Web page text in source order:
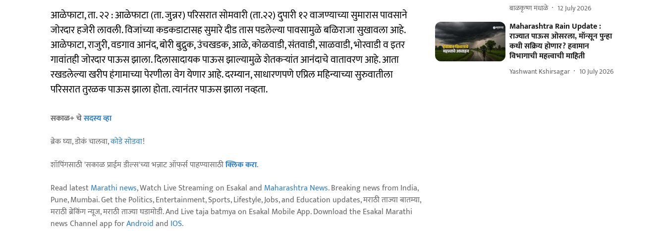
आळेफाटा, ता. २२ : आळेफाटा (ता. जुन्नर) परिसरात सोमवारी (ता.२२) दुपारी १२ वाजण्याच्या सुमारास पावसाने
जोरदार हजेरी लावली. विजांच्या कडकडाटासह सुमारे दीड तास पडलेल्या पावसामुळे बळिराजा सुखावला आहे.
आळेफाटा, राजुरी, वडगाव आनंद, बोरी बुद्रुक, उंचखडक, आळे, कोळवाडी, संतवाडी, साळवाडी, भोरवाडी व इतर
गावांतही जोरदार पाऊस झाला. दिलासादायक पाऊस झाल्यामुळे शेतकऱ्यांत आनंदाचे वातावरण आहे. आता
रखडलेल्या खरीप हंगामाच्या पेरणीला वेग येणार आहे. दरम्यान, साधारणपणे एप्रिल महिन्याच्या सुरुवातीला
परिसरात तुरळक पाऊस झाला होता. त्यानंतर पाऊस झाला नव्हता.
सकाळ+ चेसदस्य व्हा
ब्रेक घ्या, डोकं चालवा,कोडे सोडवा!
शॉपिंगसाठी 'सकाळ प्राईम डील्स'च्या भन्नाट ऑफर्स पाहण्यासाठीक्लिक करा.
Read latestMarathi news, Watch Live Streaming on Esakal and Maharashtra News. Breaking news from India,
Pune, Mumbai. Get the Politics, Entertainment, Sports, Lifestyle, Jobs, and Education updates, मराठी ताज्या बातम्या,
मराठी ब्रेकिंग न्यूज, मराठी ताज्या घडामोडी. And Live taja batmya on Esakal Mobile App. Download the Esakal Marathi
news Channel app forAndroidand IOS.
बाळकृष्ण मधाळे 12 July 2026
Maharashtra Rain Update :
राज्यात पाऊस ओसरला, मॉन्सून पुन्हा
कधी सक्रिय होणार? हवामान
विभागाची महत्त्वाची माहिती
Yashwant Kshirsagar 10 July 2026